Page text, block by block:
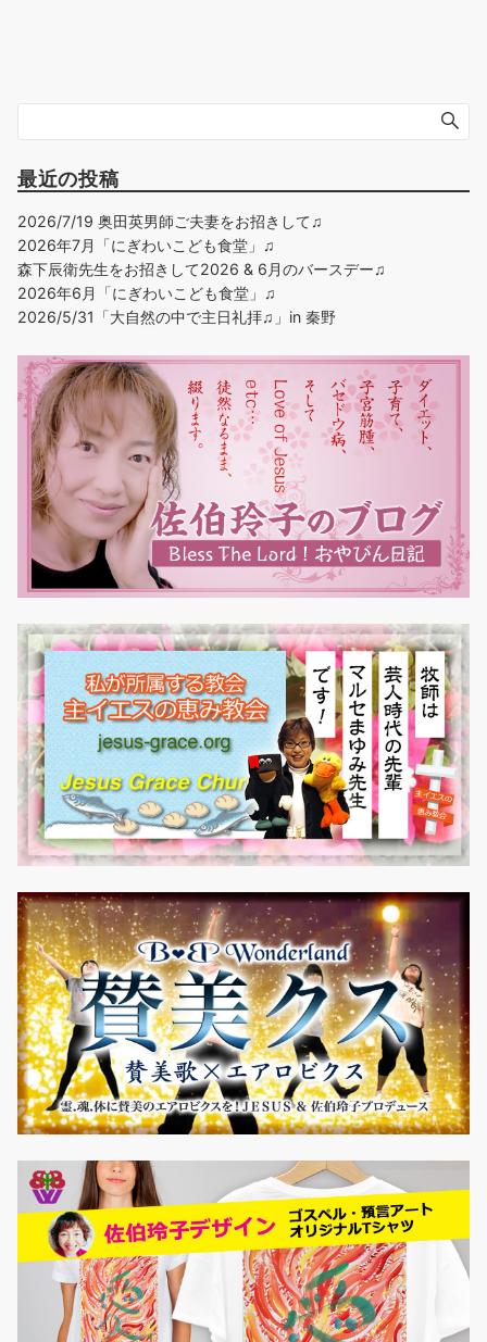
最近の投稿
2026/7/19 奥田英男師ご夫妻をお招きして♫
2026年7月「にぎわいこども食堂」♫
森下辰衛先生をお招きして2026 & 6月のバースデー♫
2026年6月「にぎわいこども食堂」♫
2026/5/31「大自然の中で主日礼拝♫」in 秦野